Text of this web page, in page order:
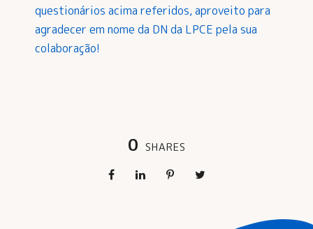
questionários acima referidos, aproveito para
agradecer em nome da DN da LPCE pela sua
colaboração!
0 SHARES